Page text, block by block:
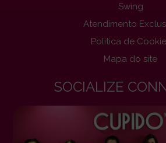
Swing
Atendimento
Politica de
Mapa do site
SOCIALIZE